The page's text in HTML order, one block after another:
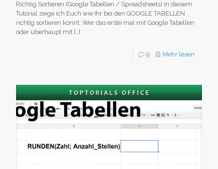
Richtig Sortieren (Google Tabellen / Spreadsheets) In diesem
Tutorial zeige ich Euch wie Ihr bei den GOOGLE TABELLEN
richtig sortieren könnt. Wer das erste mal mit Google Tabellen
oder überhaupt mit […]
9 Mehr lesen